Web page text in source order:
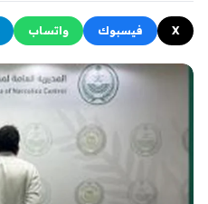
X فيسبوك واتساب